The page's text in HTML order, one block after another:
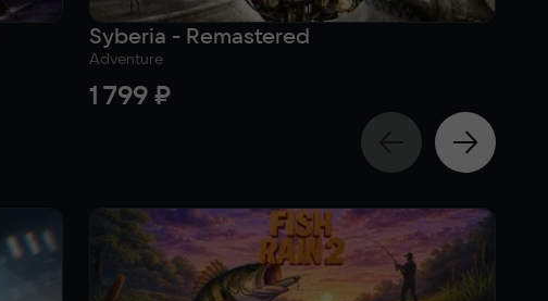
Syberia - Remastered
Adventure
1 799 ₽